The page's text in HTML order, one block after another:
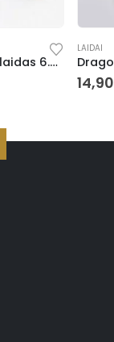
Lengvas silikoninis laidas 6.3 mm Audio / RCA
LAIDAI
14,90